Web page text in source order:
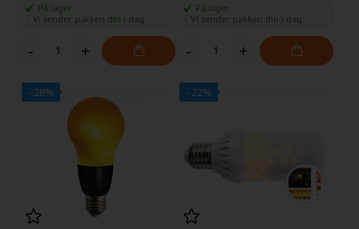
På lager
-Vi sender pakken din i dag
- +
På lager
Vi sender pakken din i dag
- +
- 28% - 22%